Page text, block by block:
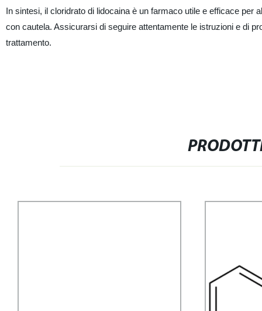
In sintesi, il cloridrato di lidocaina è un farmaco utile e efficace per
con cautela. Assicurarsi di seguire attentamente le istruzioni e di
trattamento.